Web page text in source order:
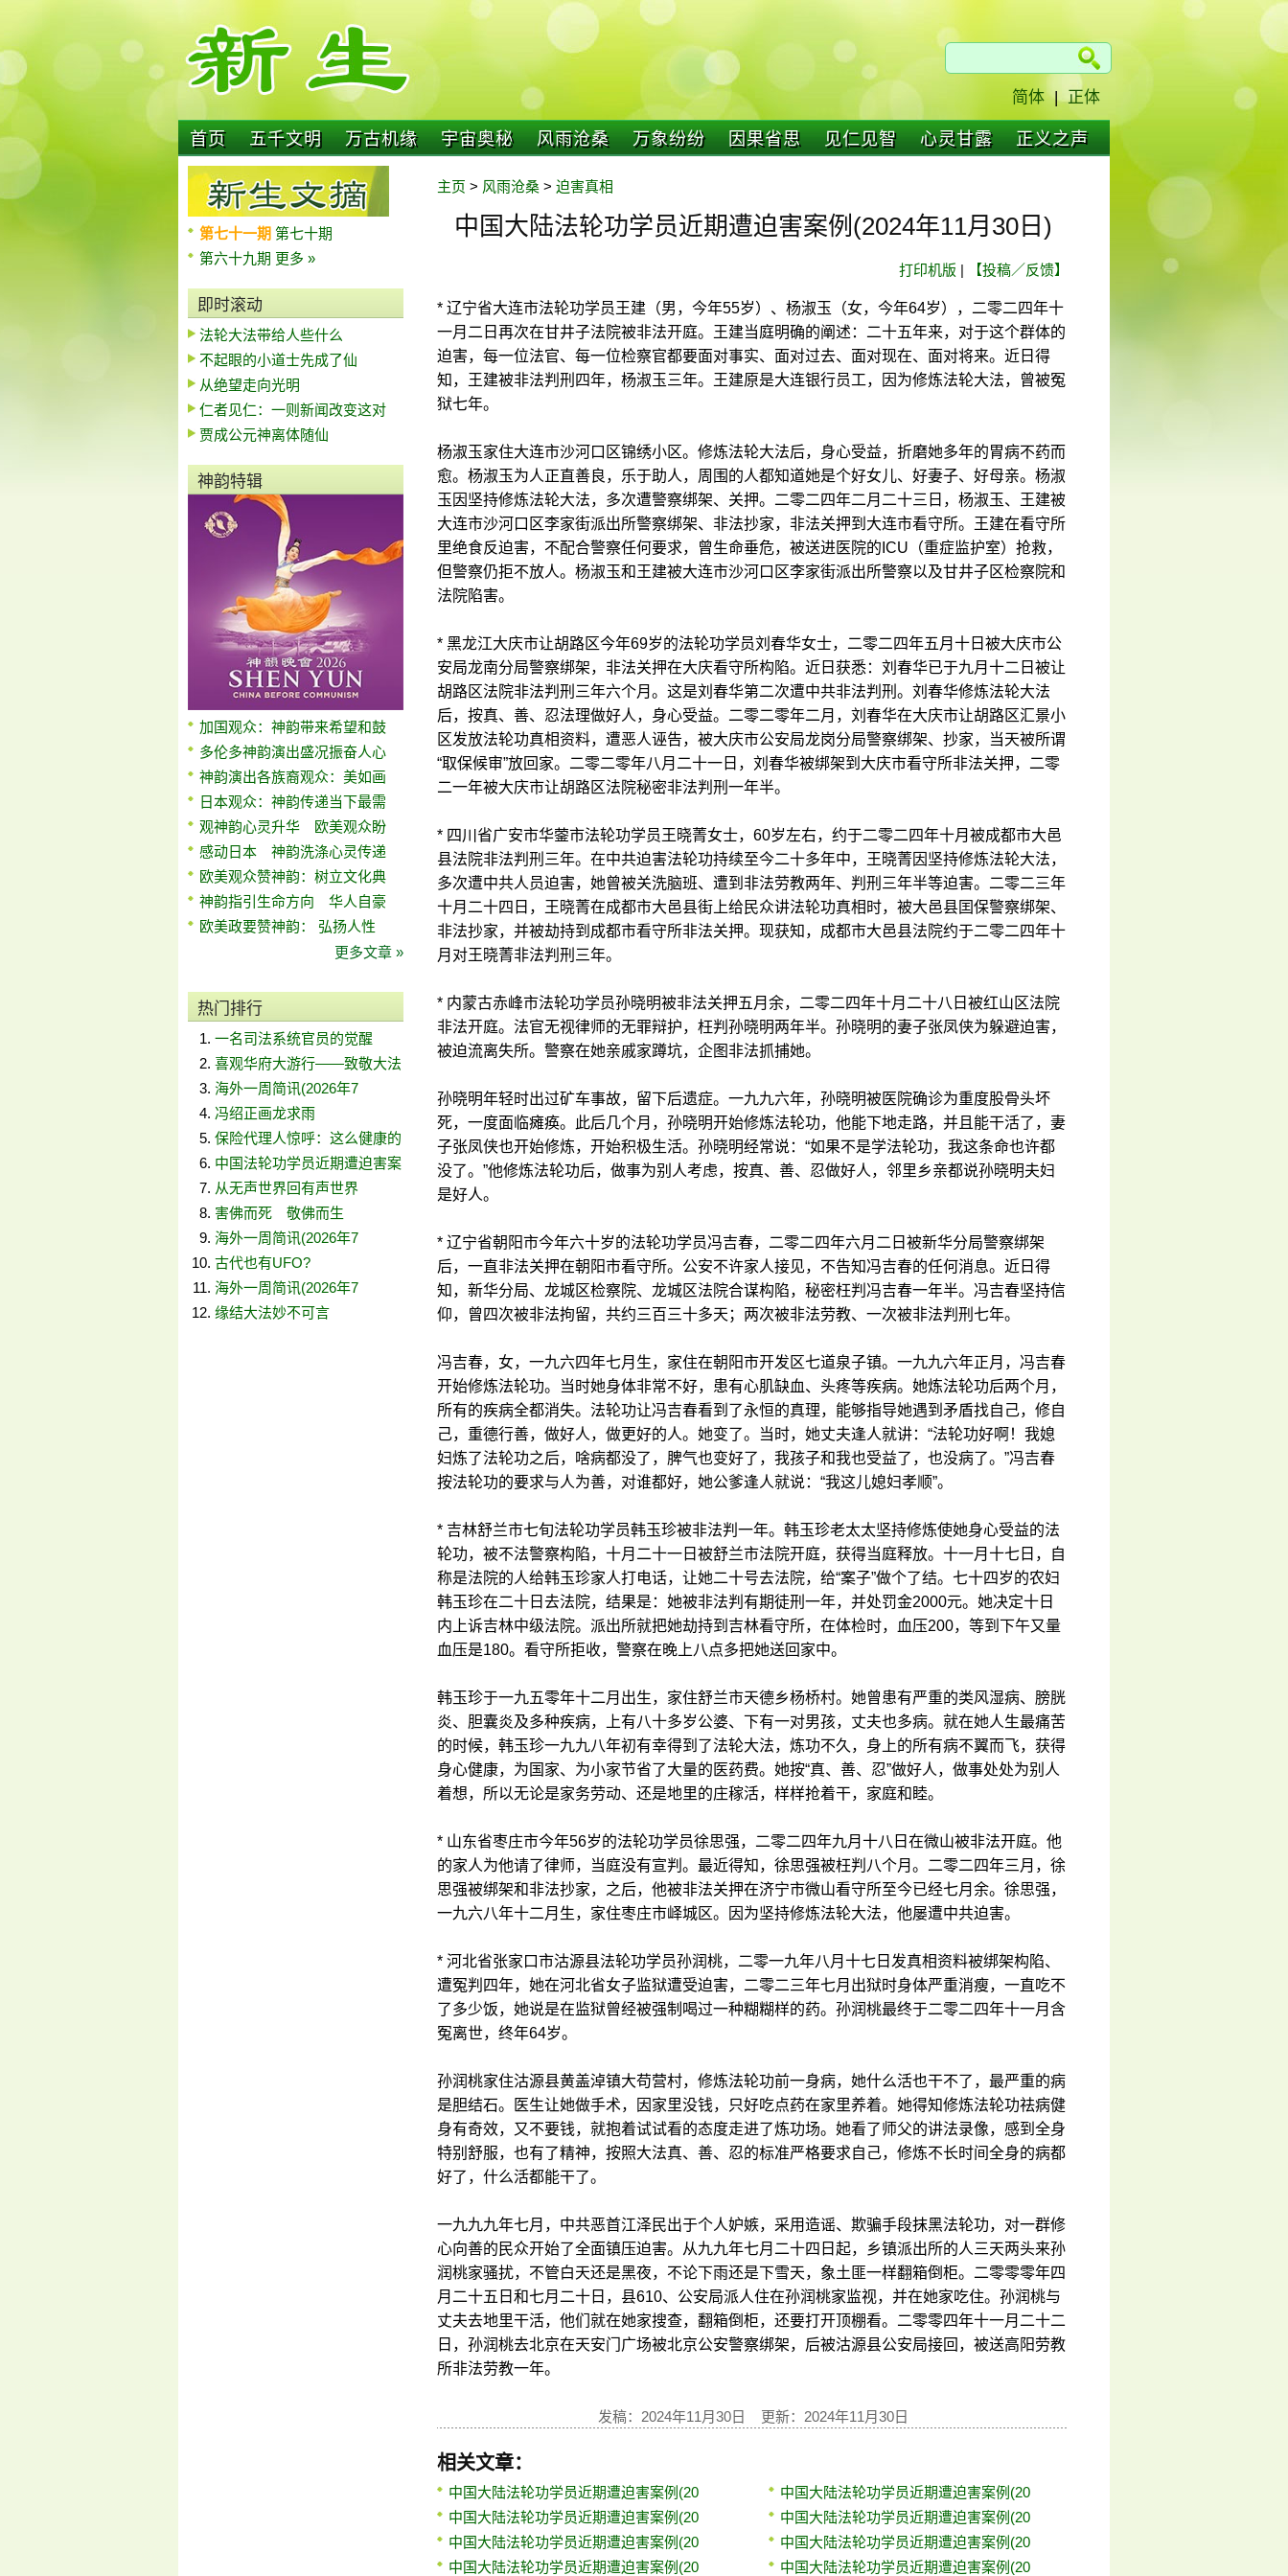
简体 | 正体
首页 五千文明 万古机缘 宇宙奥秘 风雨沧桑 万象纷纷 因果省思 见仁见智 心灵甘露 正义之声
第七十一期 第七十期
第六十九期 更多 »
即时滚动
法轮大法带给人些什么
不起眼的小道士先成了仙
从绝望走向光明
仁者见仁：一则新闻改变这对
贾成公元神离体随仙
神韵特辑
加国观众：神韵带来希望和鼓
多伦多神韵演出盛况振奋人心
神韵演出各族裔观众：美如画
日本观众：神韵传递当下最需
观神韵心灵升华 欧美观众盼
感动日本 神韵洗涤心灵传递
欧美观众赞神韵：树立文化典
神韵指引生命方向 华人自豪
欧美政要赞神韵： 弘扬人性
更多文章 »
热门排行
一名司法系统官员的觉醒
喜观华府大游行——致敬大法
海外一周简讯(2026年7
冯绍正画龙求雨
保险代理人惊呼：这么健康的
中国法轮功学员近期遭迫害案
从无声世界回有声世界
害佛而死 敬佛而生
海外一周简讯(2026年7
古代也有UFO?
海外一周简讯(2026年7
缘结大法妙不可言
主页 > 风雨沧桑 > 迫害真相
中国大陆法轮功学员近期遭迫害案例(2024年11月30日)
打印机版 | 【投稿／反馈】
* 辽宁省大连市法轮功学员王建（男，今年55岁）、杨淑玉（女，今年64岁），二零二四年十
一月二日再次在甘井子法院被非法开庭。王建当庭明确的阐述：二十五年来，对于这个群体的
迫害，每一位法官、每一位检察官都要面对事实、面对过去、面对现在、面对将来。近日得
知，王建被非法判刑四年，杨淑玉三年。王建原是大连银行员工，因为修炼法轮大法，曾被冤
狱七年。
杨淑玉家住大连市沙河口区锦绣小区。修炼法轮大法后，身心受益，折磨她多年的胃病不药而
愈。杨淑玉为人正直善良，乐于助人，周围的人都知道她是个好女儿、好妻子、好母亲。杨淑
玉因坚持修炼法轮大法，多次遭警察绑架、关押。二零二四年二月二十三日，杨淑玉、王建被
大连市沙河口区李家街派出所警察绑架、非法抄家，非法关押到大连市看守所。王建在看守所
里绝食反迫害，不配合警察任何要求，曾生命垂危，被送进医院的ICU（重症监护室）抢救，
但警察仍拒不放人。杨淑玉和王建被大连市沙河口区李家街派出所警察以及甘井子区检察院和
法院陷害。
* 黑龙江大庆市让胡路区今年69岁的法轮功学员刘春华女士，二零二四年五月十日被大庆市公
安局龙南分局警察绑架，非法关押在大庆看守所构陷。近日获悉：刘春华已于九月十二日被让
胡路区法院非法判刑三年六个月。这是刘春华第二次遭中共非法判刑。刘春华修炼法轮大法
后，按真、善、忍法理做好人，身心受益。二零二零年二月，刘春华在大庆市让胡路区汇景小
区发放法轮功真相资料，遭恶人诬告，被大庆市公安局龙岗分局警察绑架、抄家，当天被所谓
“取保候审”放回家。二零二零年八月二十一日，刘春华被绑架到大庆市看守所非法关押，二零
二一年被大庆市让胡路区法院秘密非法判刑一年半。
* 四川省广安市华蓥市法轮功学员王晓菁女士，60岁左右，约于二零二四年十月被成都市大邑
县法院非法判刑三年。在中共迫害法轮功持续至今二十多年中，王晓菁因坚持修炼法轮大法，
多次遭中共人员迫害，她曾被关洗脑班、遭到非法劳教两年、判刑三年半等迫害。二零二三年
十月二十四日，王晓菁在成都市大邑县街上给民众讲法轮功真相时，被大邑县囯保警察绑架、
非法抄家，并被劫持到成都市看守所非法关押。现获知，成都市大邑县法院约于二零二四年十
月对王晓菁非法判刑三年。
* 内蒙古赤峰市法轮功学员孙晓明被非法关押五月余，二零二四年十月二十八日被红山区法院
非法开庭。法官无视律师的无罪辩护，枉判孙晓明两年半。孙晓明的妻子张凤侠为躲避迫害，
被迫流离失所。警察在她亲戚家蹲坑，企图非法抓捕她。
孙晓明年轻时出过矿车事故，留下后遗症。一九九六年，孙晓明被医院确诊为重度股骨头坏
死，一度面临瘫痪。此后几个月，孙晓明开始修炼法轮功，他能下地走路，并且能干活了，妻
子张凤侠也开始修炼，开始积极生活。孙晓明经常说：“如果不是学法轮功，我这条命也许都
没了。”他修炼法轮功后，做事为别人考虑，按真、善、忍做好人，邻里乡亲都说孙晓明夫妇
是好人。
* 辽宁省朝阳市今年六十岁的法轮功学员冯吉春，二零二四年六月二日被新华分局警察绑架
后，一直非法关押在朝阳市看守所。公安不许家人接见，不告知冯吉春的任何消息。近日得
知，新华分局、龙城区检察院、龙城区法院合谋构陷，秘密枉判冯吉春一年半。冯吉春坚持信
仰，曾四次被非法拘留，共约三百三十多天；两次被非法劳教、一次被非法判刑七年。
冯吉春，女，一九六四年七月生，家住在朝阳市开发区七道泉子镇。一九九六年正月，冯吉春
开始修炼法轮功。当时她身体非常不好，患有心肌缺血、头疼等疾病。她炼法轮功后两个月，
所有的疾病全都消失。法轮功让冯吉春看到了永恒的真理，能够指导她遇到矛盾找自己，修自
己，重德行善，做好人，做更好的人。她变了。当时，她丈夫逢人就讲：“法轮功好啊！我媳
妇炼了法轮功之后，啥病都没了，脾气也变好了，我孩子和我也受益了，也没病了。”冯吉春
按法轮功的要求与人为善，对谁都好，她公爹逢人就说：“我这儿媳妇孝顺”。
* 吉林舒兰市七旬法轮功学员韩玉珍被非法判一年。韩玉珍老太太坚持修炼使她身心受益的法
轮功，被不法警察构陷，十月二十一日被舒兰市法院开庭，获得当庭释放。十一月十七日，自
称是法院的人给韩玉珍家人打电话，让她二十号去法院，给“案子”做个了结。七十四岁的农妇
韩玉珍在二十日去法院，结果是：她被非法判有期徒刑一年，并处罚金2000元。她决定十日
内上诉吉林中级法院。派出所就把她劫持到吉林看守所，在体检时，血压200，等到下午又量
血压是180。看守所拒收，警察在晚上八点多把她送回家中。
韩玉珍于一九五零年十二月出生，家住舒兰市天德乡杨桥村。她曾患有严重的类风湿病、膀胱
炎、胆囊炎及多种疾病，上有八十多岁公婆、下有一对男孩，丈夫也多病。就在她人生最痛苦
的时候，韩玉珍一九九八年初有幸得到了法轮大法，炼功不久，身上的所有病不翼而飞，获得
身心健康，为国家、为小家节省了大量的医药费。她按“真、善、忍”做好人，做事处处为别人
着想，所以无论是家务劳动、还是地里的庄稼活，样样抢着干，家庭和睦。
* 山东省枣庄市今年56岁的法轮功学员徐思强，二零二四年九月十八日在微山被非法开庭。他
的家人为他请了律师，当庭没有宣判。最近得知，徐思强被枉判八个月。二零二四年三月，徐
思强被绑架和非法抄家，之后，他被非法关押在济宁市微山看守所至今已经七月余。徐思强，
一九六八年十二月生，家住枣庄市峄城区。因为坚持修炼法轮大法，他屡遭中共迫害。
* 河北省张家口市沽源县法轮功学员孙润桃，二零一九年八月十七日发真相资料被绑架构陷、
遭冤判四年，她在河北省女子监狱遭受迫害，二零二三年七月出狱时身体严重消瘦，一直吃不
了多少饭，她说是在监狱曾经被强制喝过一种糊糊样的药。孙润桃最终于二零二四年十一月含
冤离世，终年64岁。
孙润桃家住沽源县黄盖淖镇大苟营村，修炼法轮功前一身病，她什么活也干不了，最严重的病
是胆结石。医生让她做手术，因家里没钱，只好吃点药在家里养着。她得知修炼法轮功祛病健
身有奇效，又不要钱，就抱着试试看的态度走进了炼功场。她看了师父的讲法录像，感到全身
特别舒服，也有了精神，按照大法真、善、忍的标准严格要求自己，修炼不长时间全身的病都
好了，什么活都能干了。
一九九九年七月，中共恶首江泽民出于个人妒嫉，采用造谣、欺骗手段抹黑法轮功，对一群修
心向善的民众开始了全面镇压迫害。从九九年七月二十四日起，乡镇派出所的人三天两头来孙
润桃家骚扰，不管白天还是黑夜，不论下雨还是下雪天，象土匪一样翻箱倒柜。二零零零年四
月二十五日和七月二十日，县610、公安局派人住在孙润桃家监视，并在她家吃住。孙润桃与
丈夫去地里干活，他们就在她家搜查，翻箱倒柜，还要打开顶棚看。二零零四年十一月二十二
日，孙润桃去北京在天安门广场被北京公安警察绑架，后被沽源县公安局接回，被送高阳劳教
所非法劳教一年。
发稿：2024年11月30日 更新：2024年11月30日
相关文章：
中国大陆法轮功学员近期遭迫害案例(20
中国大陆法轮功学员近期遭迫害案例(20
中国大陆法轮功学员近期遭迫害案例(20
中国大陆法轮功学员近期遭迫害案例(20
中国大陆法轮功学员近期遭迫害案例(20
中国大陆法轮功学员近期遭迫害案例(20
中国大陆法轮功学员近期遭迫害案例(20
中国大陆法轮功学员近期遭迫害案例(20